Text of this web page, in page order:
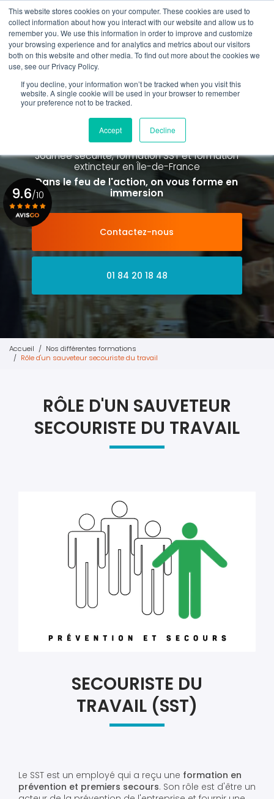
This website stores cookies on your computer. These cookies are used to
collect information about how you interact with our website and allow us to
remember you. We use this information in order to improve and customize
your browsing experience and for analytics and metrics about our visitors
both on this website and other media. To find out more about the cookies we
use, see our Privacy Policy.
If you decline, your information won’t be tracked when you visit this
website. A single cookie will be used in your browser to remember
your preference not to be tracked.
Accept Decline
Aller
au
contenu
principal
01 84 20 18 48
Rappel gratuit
Spécialiste de la formation SST et
de la Formation Incendie
à Paris La Défense depuis 2015
Journée sécurité, formation SST et formation
extincteuren Île-de-France
Dans le feu de l'action, on vous forme en
immersion
Contactez-nous
01 84 20 18 48
9.6/10
Voir le certificat
Accueil
Nos différentes formations
Rôle d'un sauveteur secouriste du travail
RÔLE D'UN SAUVETEUR
SECOURISTE DU TRAVAIL
SECOURISTE DU
TRAVAIL (SST)
Le SST est un employé qui a reçu une formation en
prévention et premiers secours. Son rôle est d'être un